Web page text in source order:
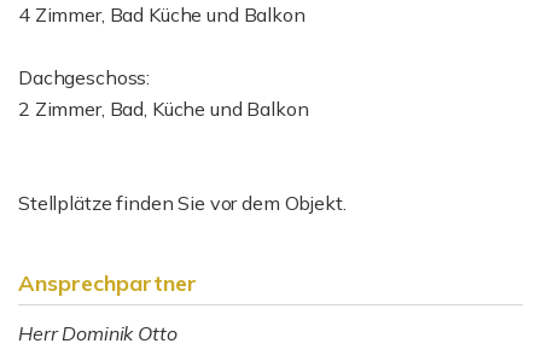
4 Zimmer, Bad Küche und Balkon
Dachgeschoss:
2 Zimmer, Bad, Küche und Balkon
Stellplätze finden Sie vor dem Objekt.
Ansprechpartner
Herr Dominik Otto